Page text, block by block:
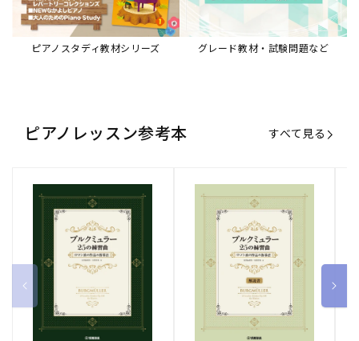
ピアノスタディ教材シリーズ グレード教材・試験問題など
ピアノレッスン参考本 すべて見る